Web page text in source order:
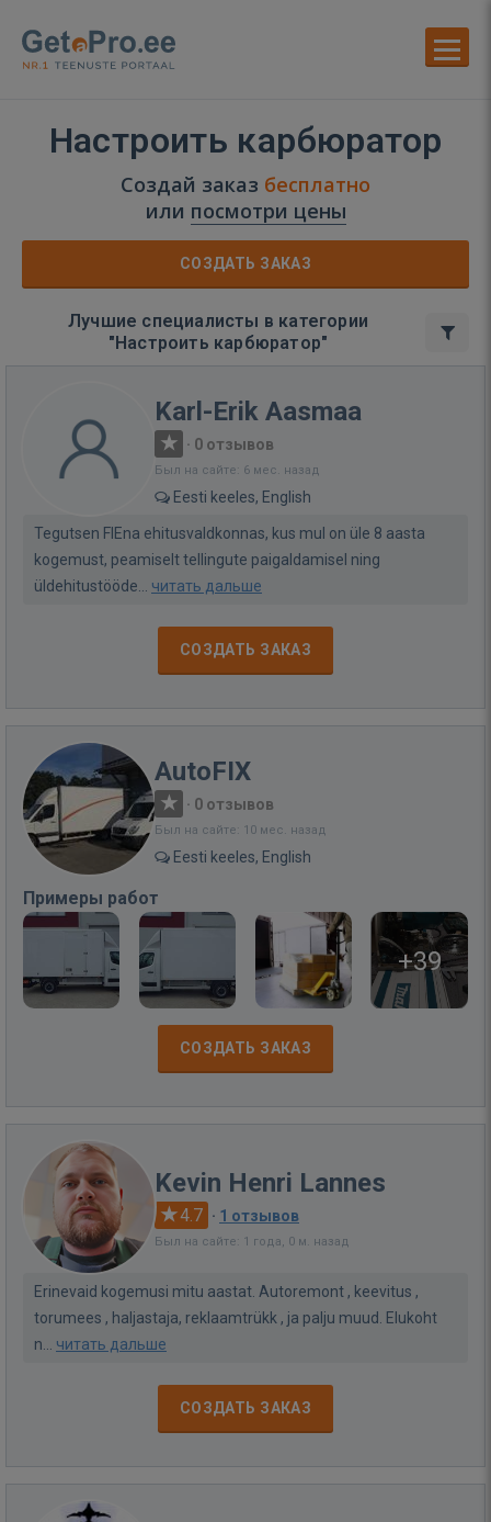
Настроить карбюратор
Создай заказ бесплатно
или посмотри цены
СОЗДАТЬ ЗАКАЗ
Лучшие специалисты в категории
"Настроить карбюратор"
Karl-Erik Aasmaa
· 0 отзывов
Был на сайте: 6 мес. назад
Eesti keeles, English
Tegutsen FIEna ehitusvaldkonnas, kus mul on üle 8 aasta
kogemust, peamiselt tellingute paigaldamisel ning
üldehitustööde... читать дальше
СОЗДАТЬ ЗАКАЗ
AutoFIX
· 0 отзывов
Был на сайте: 10 мес. назад
Eesti keeles, English
Примеры работ
+39
СОЗДАТЬ ЗАКАЗ
Kevin Henri Lannes
4.7 · 1 отзывов
Был на сайте: 1 года, 0 м. назад
Erinevaid kogemusi mitu aastat. Autoremont , keevitus ,
torumees , haljastaja, reklaamtrükk , ja palju muud. Elukoht
n... читать дальше
СОЗДАТЬ ЗАКАЗ